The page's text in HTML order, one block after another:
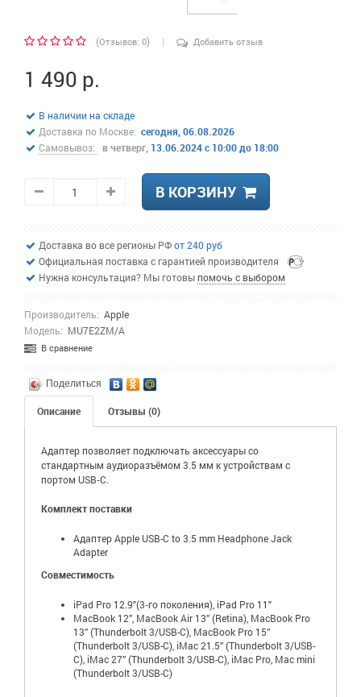
(Отзывов: 0) | Добавить отзыв
1 490 р.
В наличии на складе
Доставка по Москве: сегодня, 06.08.2026
Самовывоз:
в четверг, 13.06.2024 c 10:00 до 18:00
В КОРЗИНУ
Доставка во все регионы РФот 240 руб
Официальная поставка с гарантией производителя
Нужна консультация? Мы готовыпомочь с выбором
Производитель: Apple
Модель: MU7E2ZM/A
В сравнение
Поделиться
Описание Отзывы (0)
Адаптер позволяет подключать аксессуары со
стандартным аудиоразъёмом 3.5 мм к устройствам с
портом USB‑C.
Комплект поставки
Адаптер Apple USB-C to 3.5 mm Headphone Jack
Adapter
Совместимость
iPad Pro 12.9"(3‑го поколения), iPad Pro 11"
MacBook 12”, MacBook Air 13” (Retina), MacBook Pro
13” (Thunderbolt 3/USB-C), MacBook Pro 15”
(Thunderbolt 3/USB-C), iMac 21.5” (Thunderbolt 3/USB-
C), iMac 27” (Thunderbolt 3/USB-C), iMac Pro, Mac mini
(Thunderbolt 3/USB-C)